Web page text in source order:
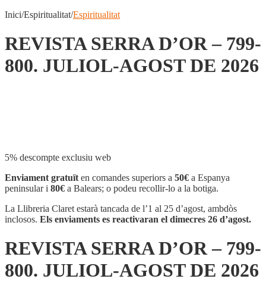
Inici/Espiritualitat/Espiritualitat
REVISTA SERRA D’OR – 799-
800. JULIOL-AGOST DE 2026
5% descompte exclusiu web
Enviament gratuït en comandes superiors a 50€ a Espanya
peninsular i 80€ a Balears; o podeu recollir-lo a la botiga.
La Llibreria Claret estarà tancada de l’1 al 25 d’agost, ambdòs
inclosos. Els enviaments es reactivaran el dimecres 26 d’agost.
REVISTA SERRA D’OR – 799-
800. JULIOL-AGOST DE 2026